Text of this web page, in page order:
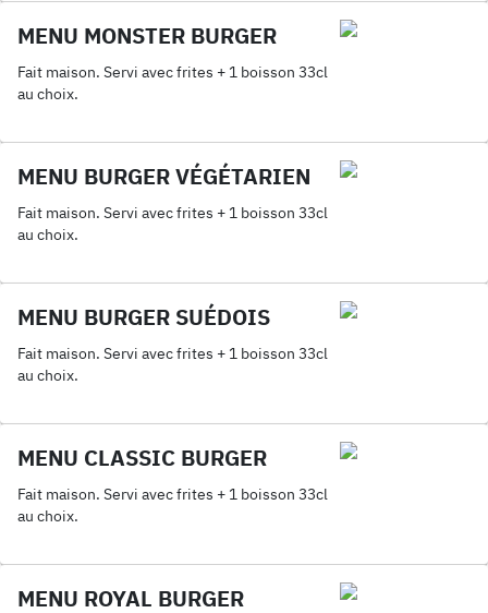
MENU MONSTER BURGER
Fait maison. Servi avec frites + 1 boisson 33cl
au choix.
MENU BURGER VÉGÉTARIEN
Fait maison. Servi avec frites + 1 boisson 33cl
au choix.
MENU BURGER SUÉDOIS
Fait maison. Servi avec frites + 1 boisson 33cl
au choix.
MENU CLASSIC BURGER
Fait maison. Servi avec frites + 1 boisson 33cl
au choix.
MENU ROYAL BURGER